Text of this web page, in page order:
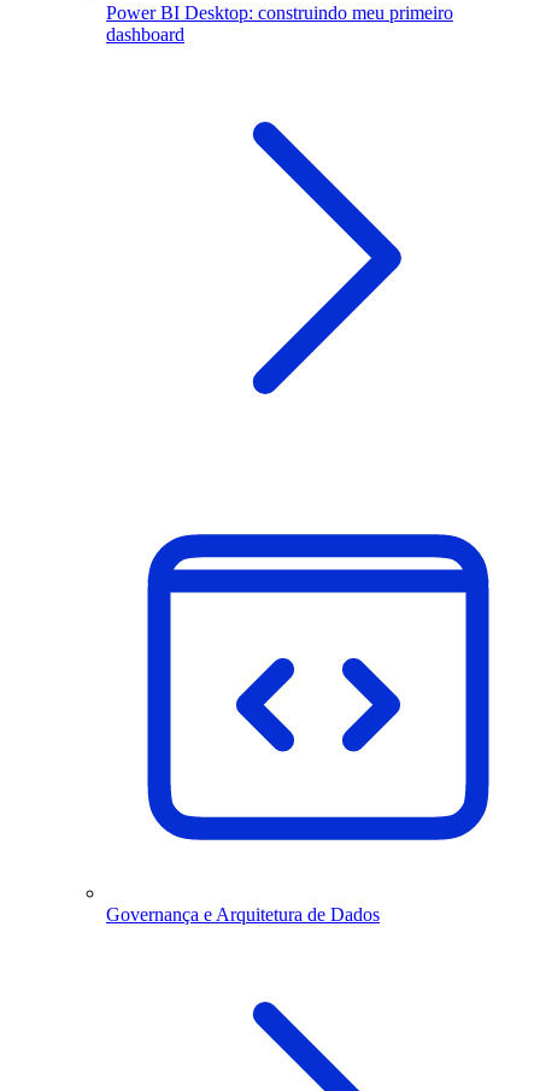
Power BI Desktop: construindo meu primeiro
dashboard
Governança e Arquitetura de Dados